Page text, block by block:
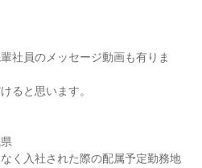
社員のメッセージ動画も有りま
ると思います。
く入社された際の配属予定勤務地